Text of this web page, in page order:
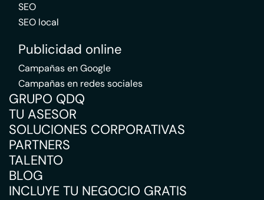
SEO
SEO local
Publicidad online
Campañas en Google
Campañas en redes sociales
GRUPO QDQ
TU ASESOR
SOLUCIONES CORPORATIVAS
PARTNERS
TALENTO
BLOG
INCLUYE TU NEGOCIO GRATIS